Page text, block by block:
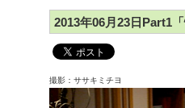
2013年06月23日Part1
撮影：ササキミチヨ